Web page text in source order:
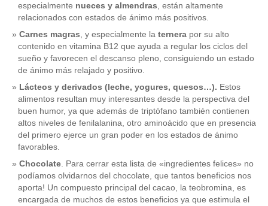
CATEGORÍAS
especialmente nueces y almendras, están altamente
relacionados con estados de ánimo más positivos.
Carnes magras, y especialmente la ternera por su alto
contenido en vitamina B12 que ayuda a regular los ciclos del
sueño y favorecen el descanso pleno, consiguiendo un estado
de ánimo más relajado y positivo.
Lácteos y derivados (leche, yogures, quesos…). Estos
alimentos resultan muy interesantes desde la perspectiva del
buen humor, ya que además de triptófano también contienen
altos niveles de fenilalanina, otro aminoácido que en presencia
del primero ejerce un gran poder en los estados de ánimo
favorables.
Chocolate. Para cerrar esta lista de «ingredientes felices» no
podíamos olvidarnos del chocolate, que tantos beneficios nos
aporta! Un compuesto principal del cacao, la teobromina, es
encargada de muchos de estos beneficios ya que estimula el